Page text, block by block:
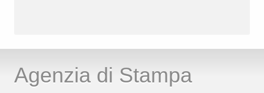
Agenzia di Stampa